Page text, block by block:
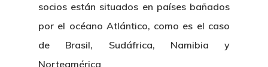
socios están situados en países bañados
por el océano Atlántico, como es el caso
de Brasil, Sudáfrica, Namibia y
Norteamérica